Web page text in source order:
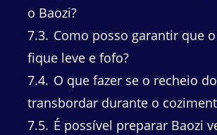
o Baozi?
7.3 Como posso garantir que
fique leve e fofo?
7.4 O que fazer se o recheio
transbordar durante o
7.5 É possível preparar Baozi